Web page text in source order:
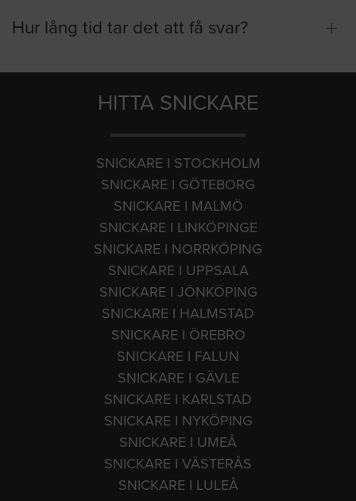
Hur lång tid tar det att få svar?
HITTA SNICKARE
SNICKARE I STOCKHOLM
SNICKARE I GÖTEBORG
SNICKARE I MALMÖ
SNICKARE I LINKÖPINGE
SNICKARE I NORRKÖPING
SNICKARE I UPPSALA
SNICKARE I JÖNKÖPING
SNICKARE I HALMSTAD
SNICKARE I ÖREBRO
SNICKARE I FALUN
SNICKARE I GÄVLE
SNICKARE I KARLSTAD
SNICKARE I NYKÖPING
SNICKARE I UMEÅ
SNICKARE I VÄSTERÅS
SNICKARE I LULEÅ